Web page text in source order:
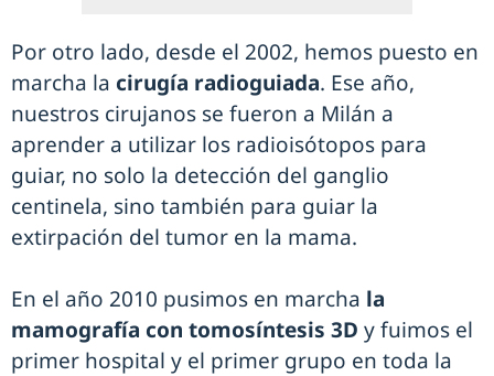
Por otro lado, desde el 2002, hemos puesto en
marcha la cirugía radioguiada. Ese año,
nuestros cirujanos se fueron a Milán a
aprender a utilizar los radioisótopos para
guiar, no solo la detección del ganglio
centinela, sino también para guiar la
extirpación del tumor en la mama.
En el año 2010 pusimos en marcha la
mamografía con tomosíntesis 3D y fuimos el
primer hospital y el primer grupo en toda la